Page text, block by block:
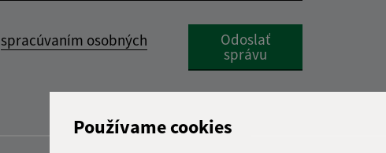
Používame cookies
spracúvaním osobných
Google reCaptcha Response
Odoslať
správu